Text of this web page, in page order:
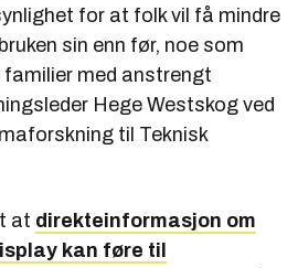
for at folk vil få mindre
sin enn før, noe som
med anstrengt
Hege Westskog ved
til Teknisk
at direkteinformasjon om
kan føre til